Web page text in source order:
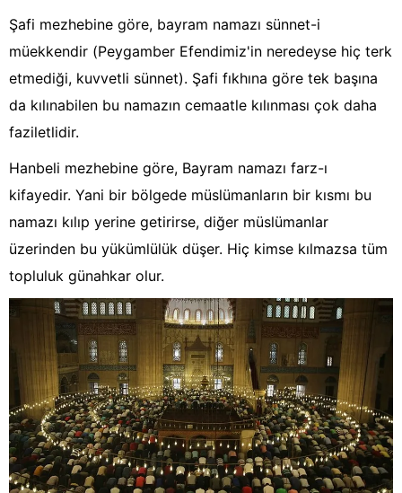
Şafi mezhebine göre, bayram namazı sünnet-i
müekkendir (Peygamber Efendimiz'in neredeyse hiç terk
etmediği, kuvvetli sünnet). Şafi fıkhına göre tek başına
da kılınabilen bu namazın cemaatle kılınması çok daha
faziletlidir.
Hanbeli mezhebine göre, Bayram namazı farz-ı
kifayedir. Yani bir bölgede müslümanların bir kısmı bu
namazı kılıp yerine getirirse, diğer müslümanlar
üzerinden bu yükümlülük düşer. Hiç kimse kılmazsa tüm
topluluk günahkar olur.